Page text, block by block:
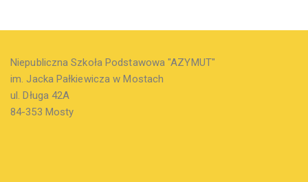
Niepubliczna Szkoła Podstawowa "AZYMUT"
im. Jacka Pałkiewicza w Mostach
ul. Długa 42A
84-353 Mosty